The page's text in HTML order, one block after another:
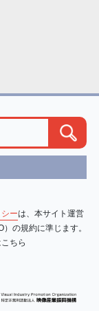
ーは、本サイト運営
の規約に準じます。
ちら